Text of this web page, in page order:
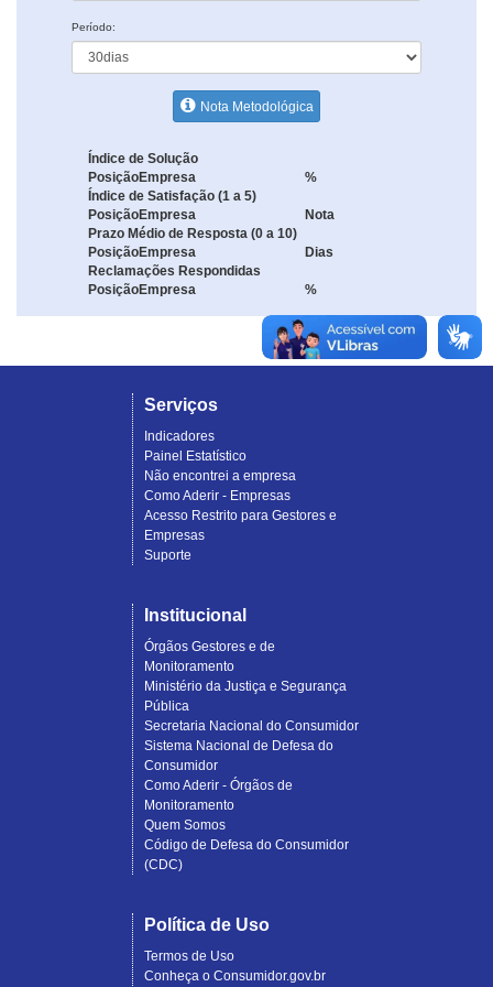
Período:
Nota Metodológica
Índice de Solução
PosiçãoEmpresa
%
Índice de Satisfação (1 a 5)
PosiçãoEmpresa
Nota
Prazo Médio de Resposta (0 a 10)
PosiçãoEmpresa
Dias
Reclamações Respondidas
PosiçãoEmpresa %
Serviços
Indicadores
Painel Estatístico
Não encontrei a empresa
Como Aderir - Empresas
Acesso Restrito para Gestores e
Empresas
Suporte
Institucional
Órgãos Gestores e de
Monitoramento
Ministério da Justiça e Segurança
Pública
Secretaria Nacional do Consumidor
Sistema Nacional de Defesa do
Consumidor
Como Aderir - Órgãos de
Monitoramento
Quem Somos
Código de Defesa do Consumidor
(CDC)
Política de Uso
Termos de Uso
Conheça o Consumidor.gov.br